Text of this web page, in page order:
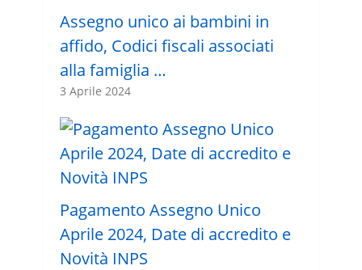
Assegno unico ai bambini in
affido, Codici fiscali associati
alla famiglia …
3 Aprile 2024
Pagamento Assegno Unico
Aprile 2024, Date di accredito e
Novità INPS